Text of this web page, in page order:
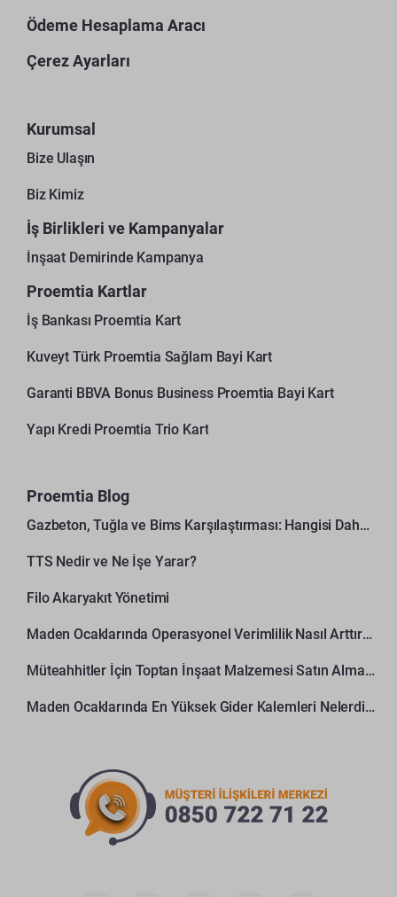
Ödeme Hesaplama Aracı
Çerez Ayarları
Kurumsal
Bize Ulaşın
Biz Kimiz
İş Birlikleri ve Kampanyalar
İnşaat Demirinde Kampanya
Proemtia Kartlar
İş Bankası Proemtia Kart
Kuveyt Türk Proemtia Sağlam Bayi Kart
Garanti BBVA Bonus Business Proemtia Bayi Kart
Yapı Kredi Proemtia Trio Kart
Proemtia Blog
Gazbeton, Tuğla ve Bims Karşılaştırması: Hangisi Daha Avantajlı?
TTS Nedir ve Ne İşe Yarar?
Filo Akaryakıt Yönetimi
Maden Ocaklarında Operasyonel Verimlilik Nasıl Arttırılır?
Müteahhitler İçin Toptan İnşaat Malzemesi Satın Alma Rehberi
Maden Ocaklarında En Yüksek Gider Kalemleri Nelerdir?